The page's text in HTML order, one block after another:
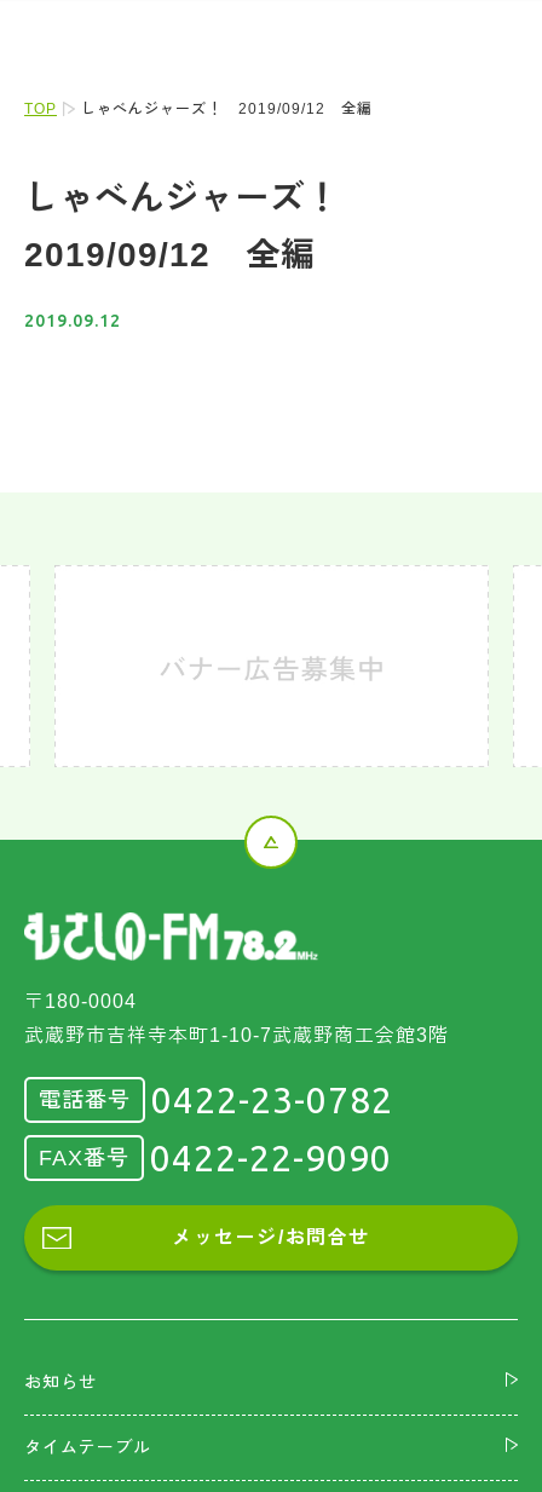
TOP しゃべんジャーズ！ 2019/09/12 全編
しゃべんジャーズ！
2019/09/12 全編
2019.09.12
〒180-0004
武蔵野市吉祥寺本町1-10-7武蔵野商工会館3階
電話番号 0422-23-0782
FAX番号 0422-22-9090
メッセージ/お問合せ
お知らせ
タイムテーブル